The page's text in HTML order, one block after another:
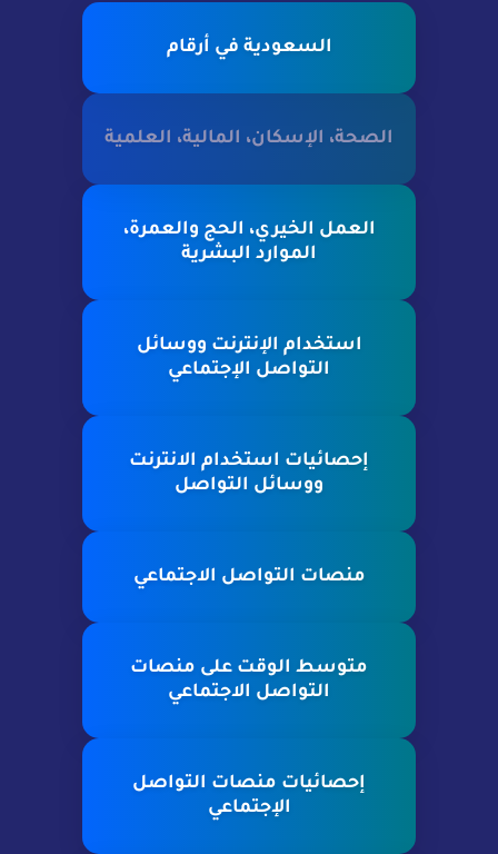
السعودية في أرقام
الصحة، الإسكان، المالية، العلمية
العمل الخيري، الحج والعمرة،
الموارد البشرية
استخدام الإنترنت ووسائل
التواصل الإجتماعي
إحصائيات استخدام الانترنت
ووسائل التواصل
منصات التواصل الاجتماعي
متوسط الوقت على منصات
التواصل الاجتماعي
إحصائيات منصات التواصل
الإجتماعي